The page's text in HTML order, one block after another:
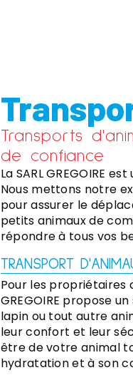
Transports
de confiance
La SARL GREGOIRE
Nous mettons notre
pour assurer le
petits animaux de
répondre à tous vos
TRANSPORT
Pour les propriétaires
GREGOIRE propose
lapin ou tout autre
leur confort et leur
être de votre animal
hydratation et à son